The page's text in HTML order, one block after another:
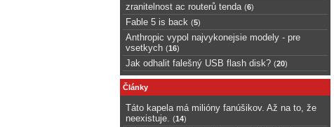
zranitelnost ac routerů tenda (6)
Fable 5 is back (5)
Anthropic vypol najvykonejsie modely - pre
vsetkych (16)
Jak odhalit falešný USB flash disk? (20)
Články
Táto kapela má milióny fanúšikov. Až na to, že
neexistuje.
(14)